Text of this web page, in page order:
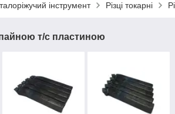
інструмент Різці токарні
т/с пластиною